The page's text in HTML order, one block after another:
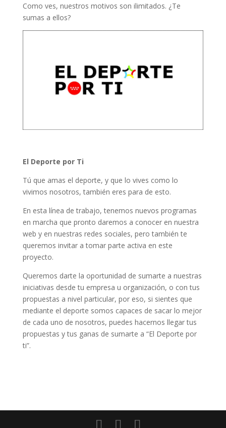
Como ves, nuestros motivos son ilimitados. ¿Te
sumas a ellos?
El Deporte por Ti
Tú que amas el deporte, y que lo vives como lo
vivimos nosotros, también eres para de esto.
En esta línea de trabajo, tenemos nuevos programas
en marcha que pronto daremos a conocer en nuestra
web y en nuestras redes sociales, pero también te
queremos invitar a tomar parte activa en este
proyecto.
Queremos darte la oportunidad de sumarte a nuestras
iniciativas desde tu empresa u organización, o con tus
propuestas a nivel particular, por eso, si sientes que
mediante el deporte somos capaces de sacar lo mejor
de cada uno de nosotros, puedes hacernos llegar tus
propuestas y tus ganas de sumarte a “El Deporte por
ti”.